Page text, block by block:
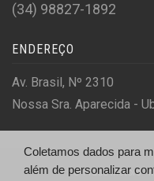
(34) 98827-1892
ENDEREÇO
Av. Brasil, Nº 2310
Nossa Sra. Aparecida -
© Prado Motors -
Coletamos dados para
além de personalizar